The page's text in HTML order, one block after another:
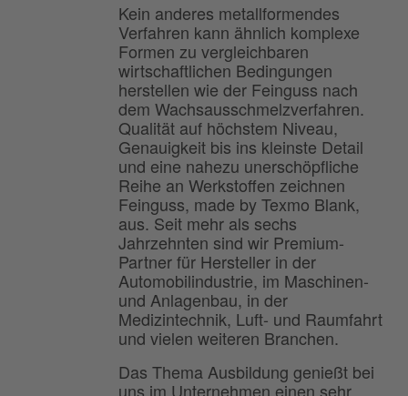
Kein anderes metallformendes
Verfahren kann ähnlich komplexe
Formen zu vergleichbaren
wirtschaftlichen Bedingungen
herstellen wie der Feinguss nach
dem Wachsausschmelzverfahren.
Qualität auf höchstem Niveau,
Genauigkeit bis ins kleinste Detail
und eine nahezu unerschöpfliche
Reihe an Werkstoffen zeichnen
Feinguss, made by Texmo Blank,
aus. Seit mehr als sechs
Jahrzehnten sind wir Premium-
Partner für Hersteller in der
Automobilindustrie, im Maschinen-
und Anlagenbau, in der
Medizintechnik, Luft- und Raumfahrt
und vielen weiteren Branchen.
Das Thema Ausbildung genießt bei
uns im Unternehmen einen sehr